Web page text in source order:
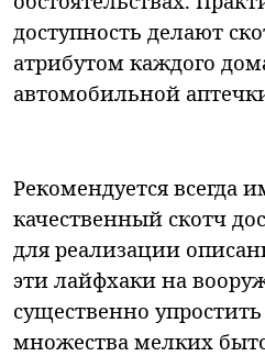
доступность делают
атрибутом каждого
автомобильной
Рекомендуется всегда
качественный скотч
для реализации
эти лайфхаки на
существенно
множества мелких